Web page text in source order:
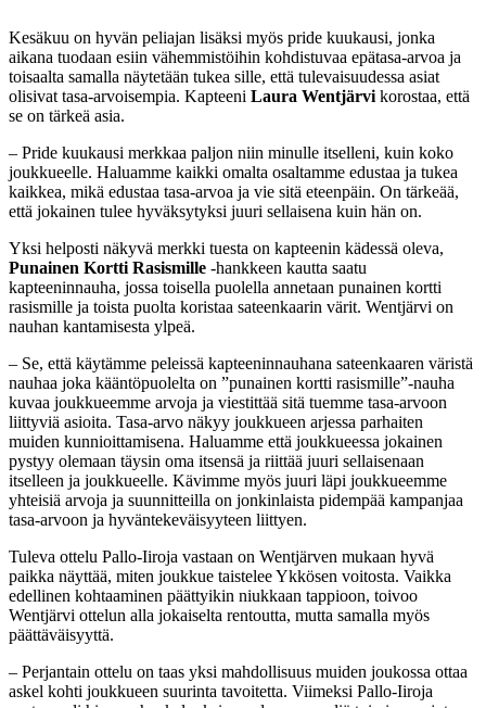
Kesäkuu on hyvän peliajan lisäksi myös pride kuukausi, jonka
aikana tuodaan esiin vähemmistöihin kohdistuvaa epätasa-arvoa ja
toisaalta samalla näytetään tukea sille, että tulevaisuudessa asiat
olisivat tasa-arvoisempia. Kapteeni Laura Wentjärvi korostaa, että
se on tärkeä asia.
– Pride kuukausi merkkaa paljon niin minulle itselleni, kuin koko
joukkueelle. Haluamme kaikki omalta osaltamme edustaa ja tukea
kaikkea, mikä edustaa tasa-arvoa ja vie sitä eteenpäin. On tärkeää,
että jokainen tulee hyväksytyksi juuri sellaisena kuin hän on.
Yksi helposti näkyvä merkki tuesta on kapteenin kädessä oleva,
Punainen Kortti Rasismille -hankkeen kautta saatu
kapteeninnauha, jossa toisella puolella annetaan punainen kortti
rasismille ja toista puolta koristaa sateenkaarin värit. Wentjärvi on
nauhan kantamisesta ylpeä.
– Se, että käytämme peleissä kapteeninnauhana sateenkaaren väristä
nauhaa joka kääntöpuolelta on ”punainen kortti rasismille”-nauha
kuvaa joukkueemme arvoja ja viestittää sitä tuemme tasa-arvoon
liittyviä asioita. Tasa-arvo näkyy joukkueen arjessa parhaiten
muiden kunnioittamisena. Haluamme että joukkueessa jokainen
pystyy olemaan täysin oma itsensä ja riittää juuri sellaisenaan
itselleen ja joukkueelle. Kävimme myös juuri läpi joukkueemme
yhteisiä arvoja ja suunnitteilla on jonkinlaista pidempää kampanjaa
tasa-arvoon ja hyväntekeväisyyteen liittyen.
Tuleva ottelu Pallo-Iiroja vastaan on Wentjärven mukaan hyvä
paikka näyttää, miten joukkue taistelee Ykkösen voitosta. Vaikka
edellinen kohtaaminen päättyikin niukkaan tappioon, toivoo
Wentjärvi ottelun alla jokaiselta rentoutta, mutta samalla myös
päättäväisyyttä.
– Perjantain ottelu on taas yksi mahdollisuus muiden joukossa ottaa
askel kohti joukkueen suurinta tavoitetta. Viimeksi Pallo-Iiroja